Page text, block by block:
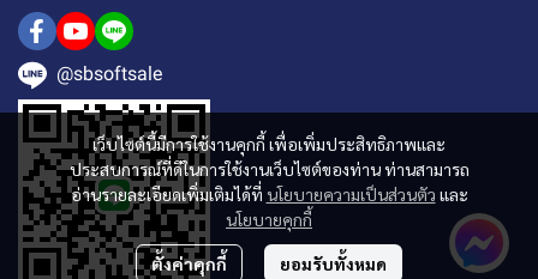
เว็บไซต์นี้มีการใช้งานคุกกี้ เพื่อเพิ่มประสิทธิภาพและ
ประสบการณ์ที่ดีในการใช้งานเว็บไซต์ของท่าน ท่านสามารถ
อ่านรายละเอียดเพิ่มเติมได้ที่ นโยบายความเป็นส่วนตัว และ
นโยบายคุกกี้
ตั้งค่าคุกกี้ ยอมรับทั้งหมด
@sbsoftsale